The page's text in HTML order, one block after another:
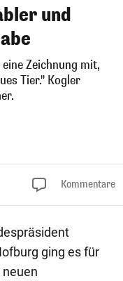
und
Zeichnung mit,
Tier." Kogler
Kommentare
ging es für